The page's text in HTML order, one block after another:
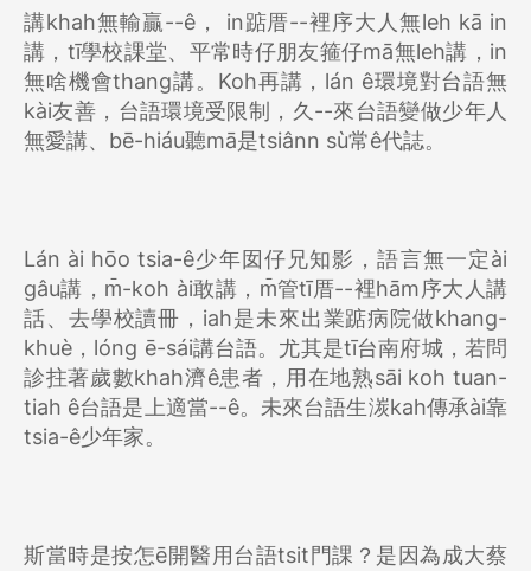
講khah無輸贏--ê， in踮厝--裡序大人無leh kā in
講，tī學校課堂、平常時仔朋友箍仔mā無leh講，in
無啥機會thang講。Koh再講，lán ê環境對台語無
kài友善，台語環境受限制，久--來台語變做少年人
無愛講、bē-hiáu聽mā是tsiânn sù常ê代誌。
Lán ài hōo tsia-ê少年囡仔兄知影，語言無一定ài
gâu講，m̄-koh ài敢講，m̄管tī厝--裡hām序大人講
話、去學校讀冊，iah是未來出業踮病院做khang-
khuè，lóng ē-sái講台語。尤其是tī台南府城，若問
診拄著歲數khah濟ê患者，用在地熟sāi koh tuan-
tiah ê台語是上適當--ê。未來台語生湠kah傳承ài靠
tsia-ê少年家。
斯當時是按怎ē開醫用台語tsit門課？是因為成大蔡